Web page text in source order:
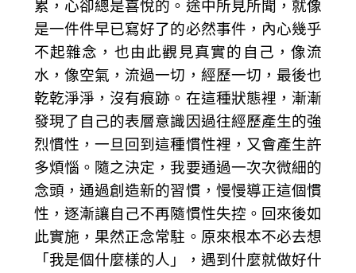
累，心卻總是喜悅的。途中所見所聞，就像
是一件件早已寫好了的必然事件，內心幾乎
不起雜念，也由此觀見真實的自己，像流
水，像空氣，流過一切，經歷一切，最後也
乾乾淨淨，沒有痕跡。在這種狀態裡，漸漸
發現了自己的表層意識因過往經歷產生的強
烈慣性，一旦回到這種慣性裡，又會產生許
多煩惱。隨之決定，我要通過一次次微細的
念頭，通過創造新的習慣，慢慢導正這個慣
性，逐漸讓自己不再隨慣性失控。回來後如
此實施，果然正念常駐。原來根本不必去想
「我是個什麼樣的人」，遇到什麼就做好什